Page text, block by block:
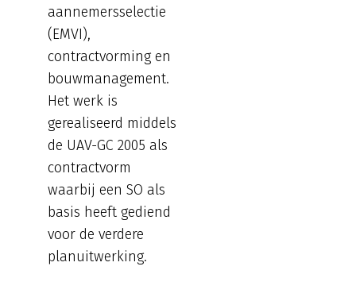
aannemersselectie
(EMVI),
contractvorming en
bouwmanagement.
Het werk is
gerealiseerd middels
de UAV-GC 2005 als
contractvorm
waarbij een SO als
basis heeft gediend
voor de verdere
planuitwerking.